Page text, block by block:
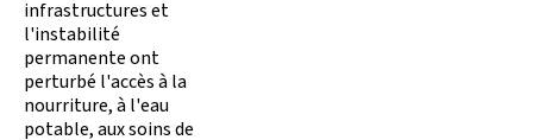
infrastructures et
l'instabilité
permanente ont
perturbé l'accès à la
nourriture, à l'eau
potable, aux soins de